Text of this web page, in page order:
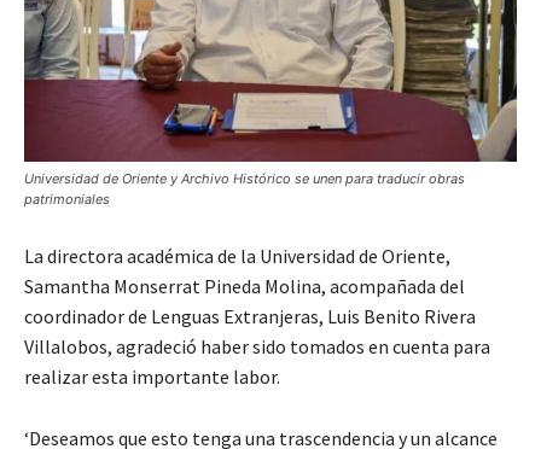
Universidad de Oriente y Archivo Histórico se unen para traducir obras
patrimoniales
La directora académica de la Universidad de Oriente,
Samantha Monserrat Pineda Molina, acompañada del
coordinador de Lenguas Extranjeras, Luis Benito Rivera
Villalobos, agradeció haber sido tomados en cuenta para
realizar esta importante labor.
‘Deseamos que esto tenga una trascendencia y un alcance